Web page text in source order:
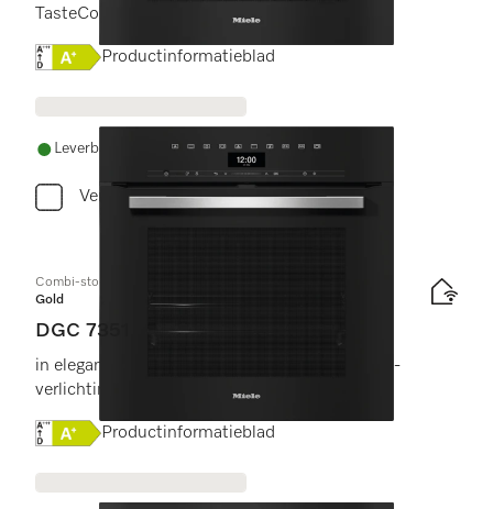
TasteControl en led-verlichting.
Online Label Flag, Energielabel
Productinformatieblad
Leverbaar uit voorraad met gratis levering
Vergelijken
Combi-stoomoven
Gold
DGC 7351
in elegant, zwart design met connectiviteit, led-
verlichting en TasteControl.
Online Label Flag, Energielabel
Productinformatieblad